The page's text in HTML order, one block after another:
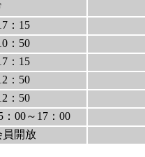
：15
：50
：15
：50
：50
：00～17：00
員開放